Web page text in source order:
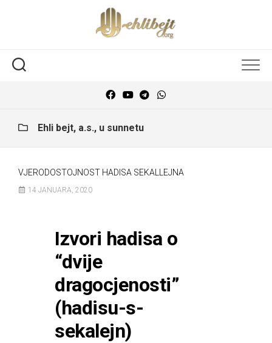
Ehli bejt, a.s., u sunnetu
VJERODOSTOJNOST HADISA SEKALLEJNA
14 JANUARA, 2020
Izvori hadisa o
“dvije
dragocjenosti”
(hadisu-s-
sekalejn)